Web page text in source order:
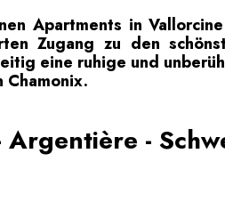
Apartments in
Zugang zu den
eine ruhige und
Chamonix.
Argentière -